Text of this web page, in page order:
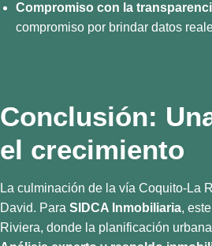
Compromiso con la
compromiso por brindar datos
Conclusión:
el crecimiento
La culminación de la vía Coquito-La
David. Para SIDCA Inmobiliaria,
Riviera, donde la planificación